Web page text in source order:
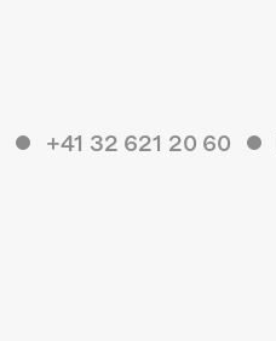
+41 32 621 20 60